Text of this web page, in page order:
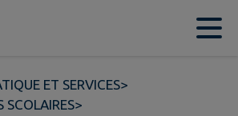
ET SERVICES>
SCOLAIRES>